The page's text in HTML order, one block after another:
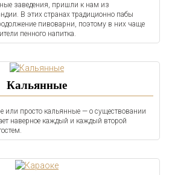
заведения, пришли к нам из
В этих странах традиционно пабы
пивоварни, поэтому в них чаще
пенного напитка.
Кальянные
или просто кальянные — о существовании
наверное каждый и каждый второй